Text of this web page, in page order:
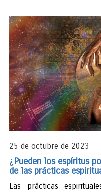
25 de octubre de 2023
¿Pueden los espíritus
de las prácticas
Las prácticas